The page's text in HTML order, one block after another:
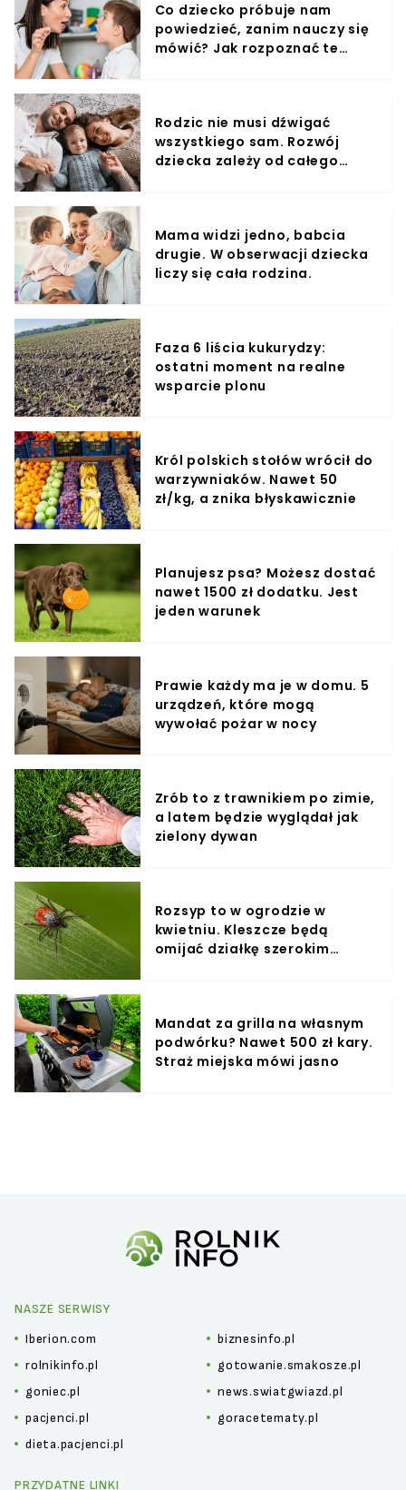
Co dziecko próbuje nam
powiedzieć, zanim nauczy się
mówić? Jak rozpoznać te
Rodzic nie musi dźwigać
wszystkiego sam. Rozwój
dziecka zależy od całego
Mama widzi jedno, babcia
drugie. W obserwacji dziecka
liczy się cała rodzina.
Faza 6 liścia kukurydzy:
ostatni moment na realne
wsparcie plonu
Król polskich stołów wrócił do
warzywniaków. Nawet 50
zł/kg, a znika błyskawicznie
Planujesz psa? Możesz dostać
nawet 1500 zł dodatku. Jest
jeden warunek
Prawie każdy ma je w domu. 5
urządzeń, które mogą
wywołać pożar w nocy
Zrób to z trawnikiem po zimie,
a latem będzie wyglądał jak
zielony dywan
Rozsyp to w ogrodzie w
kwietniu. Kleszcze będą
omijać działkę szerokim
Mandat za grilla na własnym
podwórku? Nawet 500 zł kary.
Straż miejska mówi jasno
NASZE SERWISY
Iberion.com
biznesinfo.pl
rolnikinfo.pl
gotowanie.smakosze.pl
goniec.pl
news.swiatgwiazd.pl
pacjenci.pl
goracetematy.pl
dieta.pacjenci.pl
PRZYDATNE LINKI